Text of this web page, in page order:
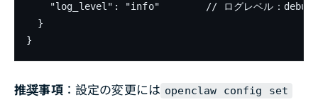
"log_level": "info"        // ログレベル：
  }
}
推奨事項：設定の変更には openclaw config set